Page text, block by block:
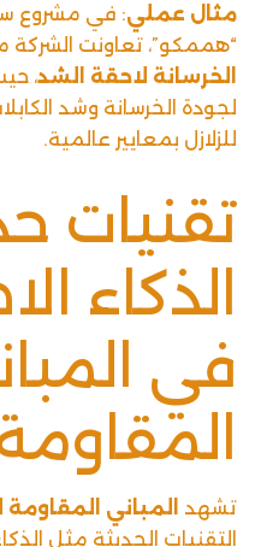
مثال عملي: في مشروع
“هممكو”، تعاونت
الخرسانة لاحقة الشد،
لجودة الخرسانة وشد
للزلازل بمعايير عالمية.
تقنيات
الذكاء
في
تشهد المباني المقاومة
التقنيات الحديثة مثل